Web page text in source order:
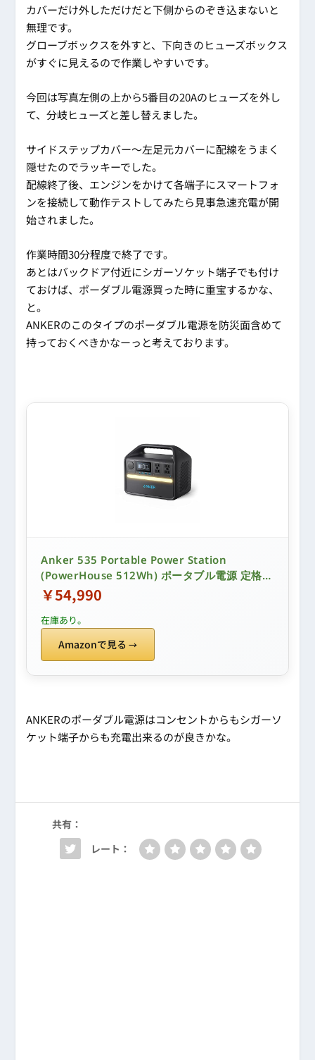
カバーだけ外しただけだと下側からのぞき込まないと
無理です。
グローブボックスを外すと、下向きのヒューズボックス
がすぐに見えるので作業しやすいです。
今回は写真左側の上から5番目の20Aのヒューズを外し
て、分岐ヒューズと差し替えました。
サイドステップカバー～左足元カバーに配線をうまく
隠せたのでラッキーでした。
配線終了後、エンジンをかけて各端子にスマートフォ
ンを接続して動作テストしてみたら見事急速充電が開
始されました。
作業時間30分程度で終了です。
あとはバックドア付近にシガーソケット端子でも付け
ておけば、ポーダブル電源買った時に重宝するかな、
と。
ANKERのこのタイプのポーダブル電源を防災面含めて
持っておくべきかなーっと考えております。
Anker 535 Portable Power Station
(PowerHouse 512Wh) ポータブル電源 定格
500W AC4ポート 小型軽量 リン酸鉄 キャンプ
防災 節電 車中泊 防災安全協会推奨
￥54,990
在庫あり。
Amazonで見る
ANKERのポーダブル電源はコンセントからもシガーソ
ケット端子からも充電出来るのが良きかな。
共有：
レート：